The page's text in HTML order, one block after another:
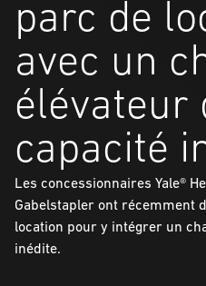
parc de
avec un
élévateur
capacité
Les concessionnaires Yale®
Gabelstapler ont récemment
location pour y intégrer un
inédite.